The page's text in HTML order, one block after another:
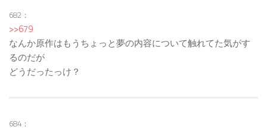
682：
>>679
なんか原作はもうちょっと夢の内容について触れてた気がす
るのだが
どうだったっけ？
684：